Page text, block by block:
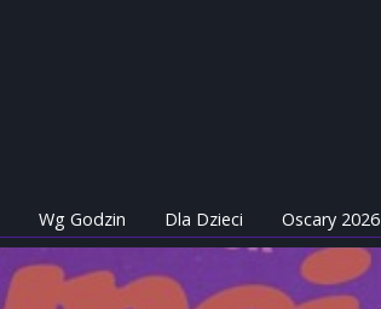
Wg Godzin Dla Dzieci Oscary 2026